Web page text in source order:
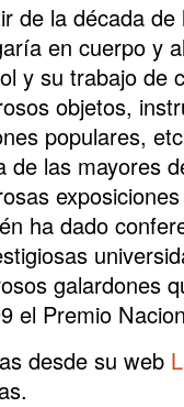
de la década
en cuerpo y
y su trabajo de
objetos,
populares,
de las mayores
ha dado
galardones
el Premio
desde su web